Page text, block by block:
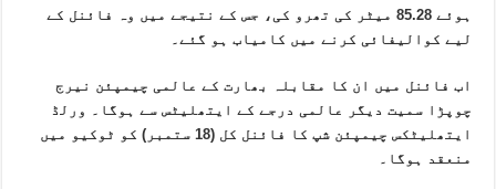
ہوئے 85.28 میٹر کی تھرو کی، جس کے نتیجے میں وہ فائنل کے
لیے کوالیفائی کرنے میں کامیاب ہو گئے۔
اب فائنل میں ان کا مقابلہ بھارت کے عالمی چیمپئن نیرج
چوپڑا سمیت دیگر عالمی درجے کے ایتھلیٹس سے ہوگا۔ ورلڈ
ایتھلیٹکس چیمپئن شپ کا فائنل کل (18 ستمبر) کو ٹوکیو میں
منعقد ہوگا۔